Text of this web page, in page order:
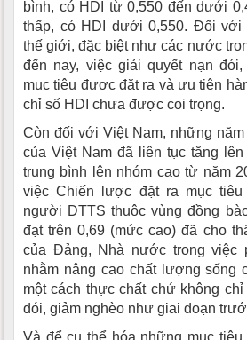
bình, có HDI từ 0,550 đến dưới
thấp, có HDI dưới 0,550. Đối với
thế giới, đặc biệt như các nước
đến nay, việc giải quyết nạn
mục tiêu được đặt ra và ưu tiên
chỉ số HDI chưa được coi trọng.
Còn đối với Việt Nam, những năm
của Việt Nam đã liên tục tăng
trung bình lên nhóm cao từ năm
việc Chiến lược đặt ra mục
người DTTS thuộc vùng đồng
đạt trên 0,69 (mức cao) đã cho
của Đảng, Nhà nước trong việc
nhằm nâng cao chất lượng sống
một cách thực chất chứ không
đói, giảm nghèo như giai đoạn
Và để cụ thể hóa những mục tiêu